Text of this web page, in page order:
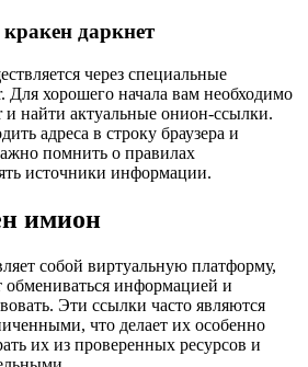
даркнет
через специальные
Для хорошего начала вам необходимо
и найти актуальные онион-ссылки.
адреса в строку браузера и
помнить о правилах
источники информации.
имион
собой виртуальную платформу,
обмениваться информацией и
Эти ссылки часто являются
что делает их особенно
их из проверенных ресурсов и